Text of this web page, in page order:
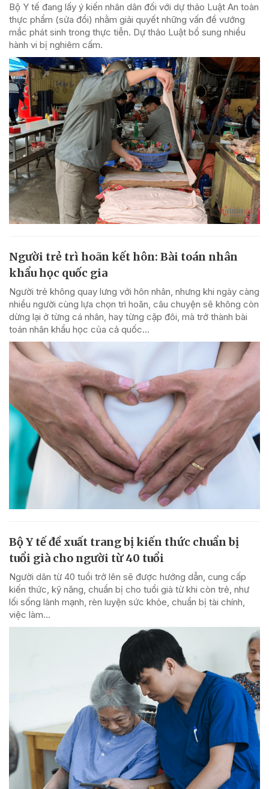
Bộ Y tế đang lấy ý kiến nhân dân đối với dự thảo Luật An toàn
thực phẩm (sửa đổi) nhằm giải quyết những vấn đề vướng
mắc phát sinh trong thực tiễn. Dự thảo Luật bổ sung nhiều
hành vi bị nghiêm cấm.
Người trẻ trì hoãn kết hôn: Bài toán nhân
khẩu học quốc gia
Người trẻ không quay lưng với hôn nhân, nhưng khi ngày càng
nhiều người cùng lựa chọn trì hoãn, câu chuyện sẽ không còn
dừng lại ở từng cá nhân, hay từng cặp đôi, mà trở thành bài
toán nhân khẩu học của cả quốc...
Bộ Y tế đề xuất trang bị kiến thức chuẩn bị
tuổi già cho người từ 40 tuổi
Người dân từ 40 tuổi trở lên sẽ được hướng dẫn, cung cấp
kiến thức, kỹ năng, chuẩn bị cho tuổi già từ khi còn trẻ, như
lối sống lành mạnh, rèn luyện sức khỏe, chuẩn bị tài chính,
việc làm...